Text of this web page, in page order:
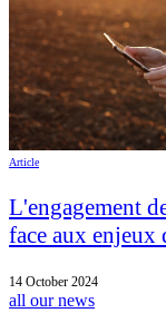
Article
L'engagement
face aux enjeux
14 October 2024
all our news